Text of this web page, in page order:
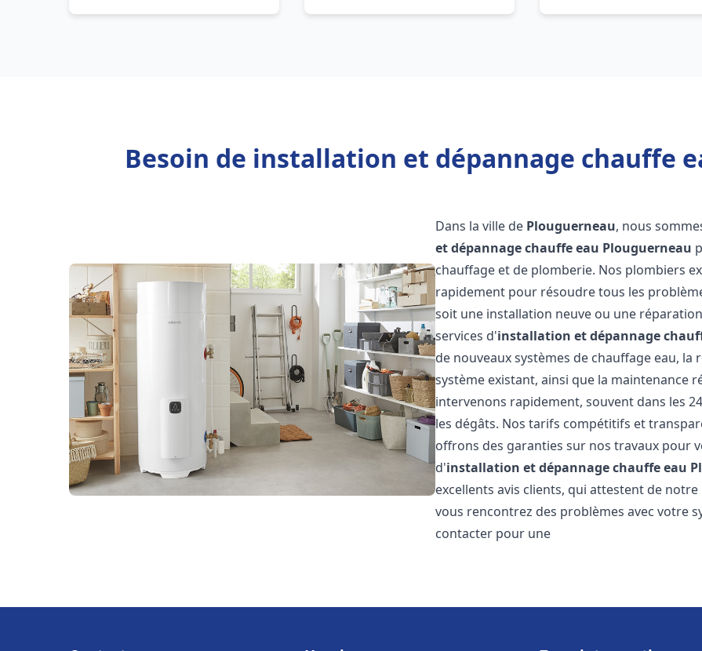
Besoin de installation et dépannage chauffe
Dans la ville de Plouguerneau, nous
et dépannage chauffe eau Plouguerneau
chauffage et de plomberie. Nos plombiers
rapidement pour résoudre tous les
soit une installation neuve ou une
services d'installation et dépannage
de nouveaux systèmes de chauffage eau,
système existant, ainsi que la maintenance
intervenons rapidement, souvent dans les
les dégâts. Nos tarifs compétitifs et
offrons des garanties sur nos travaux pour
d'installation et dépannage chauffe eau
excellents avis clients, qui attestent de
vous rencontrez des problèmes avec votre
contacter pour une